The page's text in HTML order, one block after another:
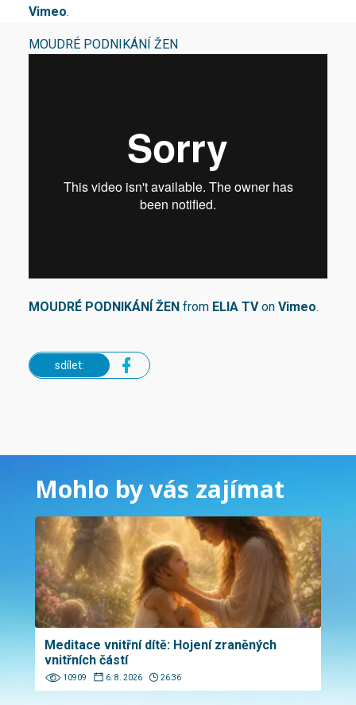
Vimeo.
MOUDRÉ PODNIKÁNÍ ŽEN
MOUDRÉ PODNIKÁNÍ ŽEN from ELIA TVon Vimeo.
sdílet:
Mohlo by vás zajímat
Meditace vnitřní dítě: Hojení zraněných
vnitřních částí
10909 6. 8. 2026 26:36